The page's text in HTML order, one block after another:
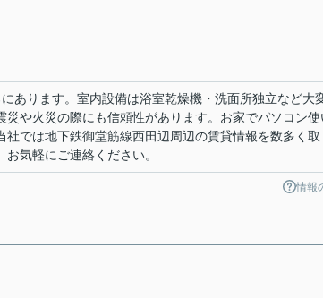
あります。室内設備は浴室乾燥機・洗面所独立など大
や火災の際にも信頼性があります。お家でパソコン使
では地下鉄御堂筋線西田辺周辺の賃貸情報を数多く取
気軽にご連絡ください。
情報